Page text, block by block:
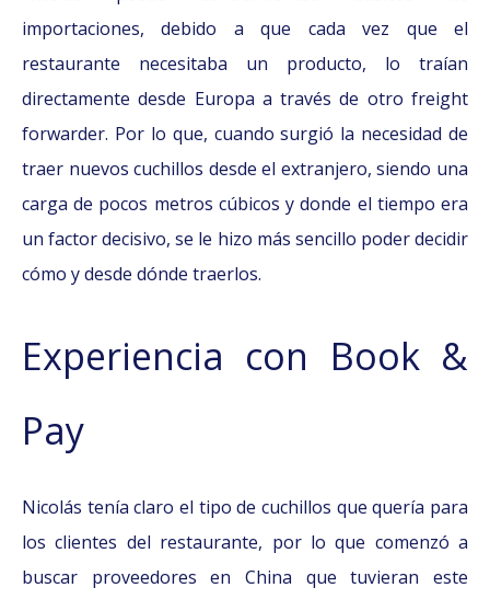
importaciones, debido a que cada vez que el
restaurante necesitaba un producto, lo traían
directamente desde Europa a través de otro freight
forwarder. Por lo que, cuando surgió la necesidad de
traer nuevos cuchillos desde el extranjero, siendo una
carga de pocos metros cúbicos y donde el tiempo era
un factor decisivo, se le hizo más sencillo poder decidir
cómo y desde dónde traerlos.
Experiencia con Book &
Pay
Nicolás tenía claro el tipo de cuchillos que quería para
los clientes del restaurante, por lo que comenzó a
buscar proveedores en China que tuvieran este